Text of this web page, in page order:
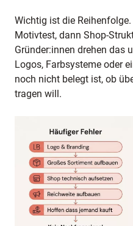
Wichtig ist die
Motivtest, dann Shop-
Gründer:innen drehen das
Logos, Farbsysteme oder
noch nicht belegt ist, ob
tragen will.